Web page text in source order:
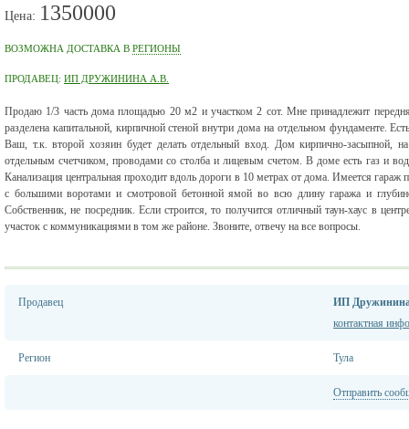
Цена: 1350000
ВОЗМОЖНА ДОСТАВКА В РЕГИОНЫ
ПРОДАВЕЦ: ИП ДРУЖИНИНА А.В.
Продаю 1/3 часть дома площадью 20 м2 и участком 2 сот. Мне принадлежит
разделена капитальной, кирпичной стеной внутри дома на отдельном фундаменте.
Ваш, т.к. второй хозяин будет делать отдельный вход. Дом кирпично-засыпной,
отдельным счетчиком, проводами со столба и лицевым счетом. В доме есть газ и
Канализация центральная проходит вдоль дороги в 10 метрах от дома. Имеется
с большими воротами и смотровой бетонной ямой во всю длину гаража и
Собственник, не посредник. Если строится, то получится отличный таун-хаус в
участок с коммуникациями в том же районе. Звоните, отвечу на все вопросы.
Продавец
ИП
контактная
Регион Тула
Отправить